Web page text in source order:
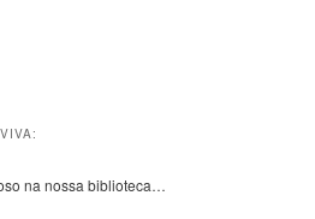
na nossa biblioteca…